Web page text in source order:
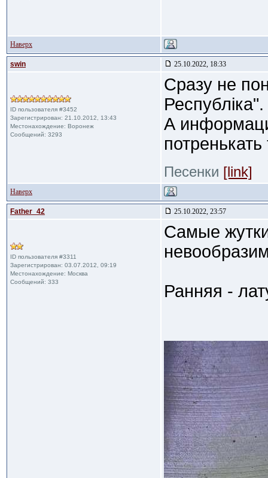
Наверх
swin 25.10.2022, 18:33
ID пользователя #3452
Зарегистрирован: 21.10.2012, 13:43
Местонахождение: Воронеж
Сообщений: 3293
Сразу не
А
Песенки [link]
Наверх
Father_42 25.10.2022, 23:57
ID пользователя #3311
Зарегистрирован: 03.07.2012, 09:19
Местонахождение: Москва
Сообщений: 333
Самые
Ранняя -